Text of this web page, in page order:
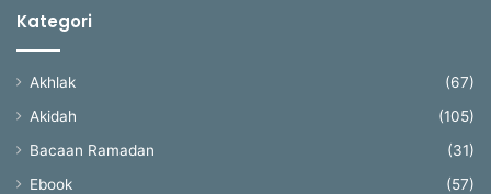
Kategori
Akhlak
(67)
Akidah
(105)
Bacaan Ramadan
(31)
Ebook
(57)